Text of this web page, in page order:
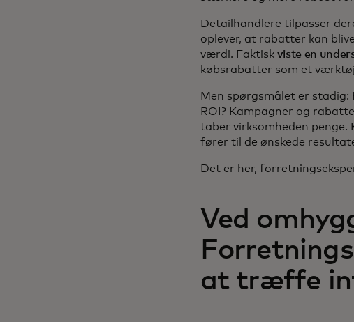
Detailhandlere tilpasser
oplever, at rabatter kan
værdi. Faktisk viste en
købsrabatter som et
Men spørgsmålet er
ROI? Kampagner og
taber virksomheden penge.
fører til de ønskede
Det er her,
Ved
at træffe